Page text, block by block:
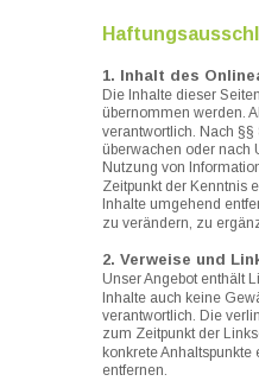
1. Inhalt des
Die Inhalte dieser
übernommen werden.
verantwortlich. Nach
überwachen oder nach
Nutzung von
Zeitpunkt der Kenntnis
Inhalte umgehend
zu verändern, zu
2. Verweise und
Unser Angebot enthält
Inhalte auch keine
verantwortlich. Die
zum Zeitpunkt der
konkrete
entfernen.